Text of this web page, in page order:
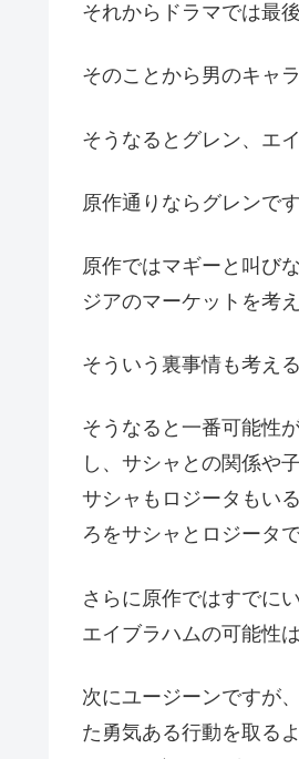
それからドラマでは最
そのことから男のキャ
そうなるとグレン、エ
原作通りならグレンで
原作ではマギーと叫び
ジアのマーケットを考
そういう裏事情も考え
そうなると一番可能性
し、サシャとの関係や
サシャもロジータもい
ろをサシャとロジータ
さらに原作ではすでに
エイブラハムの可能性
次にユージーンですが
た勇気ある行動を取る